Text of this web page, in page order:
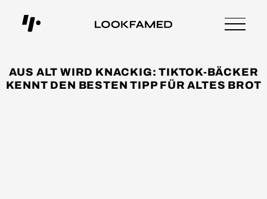
AUS ALT WIRD KNACKIG: TIKTOK-BÄCKER
KENNT DEN BESTEN TIPP FÜR ALTES BROT